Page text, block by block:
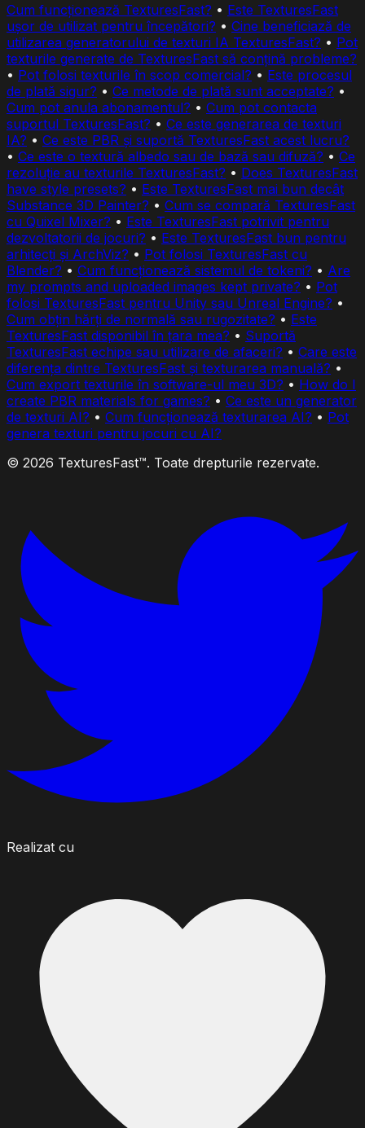
Cum funcționează TexturesFast? • Este TexturesFast
ușor de utilizat pentru începători? • Cine beneficiază de
utilizarea generatorului de texturi IA TexturesFast? • Pot
texturile generate de TexturesFast să conțină probleme?
• Pot folosi texturile în scop comercial? • Este procesul
de plată sigur? • Ce metode de plată sunt acceptate? •
Cum pot anula abonamentul? • Cum pot contacta
suportul TexturesFast? • Ce este generarea de texturi
IA? • Ce este PBR și suportă TexturesFast acest lucru?
• Ce este o textură albedo sau de bază sau difuză? • Ce
rezoluție au texturile TexturesFast? • Does TexturesFast
have style presets? • Este TexturesFast mai bun decât
Substance 3D Painter? • Cum se compară TexturesFast
cu Quixel Mixer? • Este TexturesFast potrivit pentru
dezvoltatorii de jocuri? • Este TexturesFast bun pentru
arhitecți și ArchViz? • Pot folosi TexturesFast cu
Blender? • Cum funcționează sistemul de tokeni? • Are
my prompts and uploaded images kept private? • Pot
folosi TexturesFast pentru Unity sau Unreal Engine? •
Cum obțin hărți de normală sau rugozitate? • Este
TexturesFast disponibil în țara mea? • Suportă
TexturesFast echipe sau utilizare de afaceri? • Care este
diferența dintre TexturesFast și texturarea manuală? •
Cum export texturile în software-ul meu 3D? • How do I
create PBR materials for games? • Ce este un generator
de texturi AI? • Cum funcționează texturarea AI? • Pot
genera texturi pentru jocuri cu AI?
© 2026 TexturesFast™. Toate drepturile rezervate.
Realizat cu